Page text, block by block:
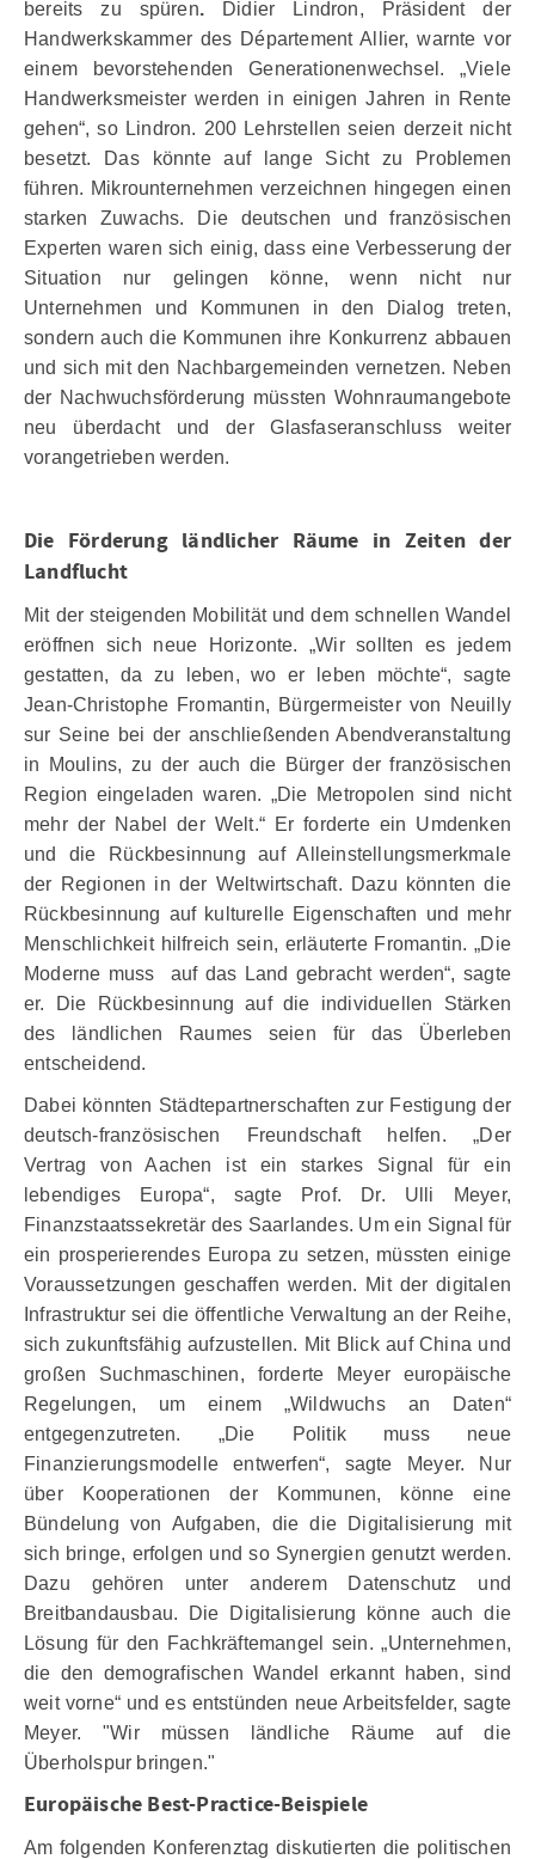
bereits zu spüren.
Didier Lindron, Präsident der
Handwerkskammer des Département Allier, warnte vor
einem bevorstehenden Generationenwechsel. „Viele
Handwerksmeister werden in einigen Jahren in Rente
gehen“, so Lindron. 200 Lehrstellen seien derzeit nicht
besetzt. Das könnte auf lange Sicht zu Problemen
führen. Mikrounternehmen verzeichnen hingegen einen
starken Zuwachs. Die deutschen und französischen
Experten waren sich einig, dass eine Verbesserung der
Situation nur gelingen könne, wenn nicht nur
Unternehmen und Kommunen in den Dialog treten,
sondern auch die Kommunen ihre Konkurrenz abbauen
und sich mit den Nachbargemeinden vernetzen. Neben
der Nachwuchsförderung müssten Wohnraumangebote
neu überdacht und der Glasfaseranschluss weiter
vorangetrieben werden.
Die Förderung ländlicher Räume in Zeiten der
Landflucht
Mit der steigenden Mobilität und dem schnellen Wandel
eröffnen sich neue Horizonte. „Wir sollten es jedem
gestatten, da zu leben, wo er leben möchte“, sagte
Jean-Christophe Fromantin, Bürgermeister von Neuilly
sur Seine bei der anschließenden Abendveranstaltung
in Moulins, zu der auch die Bürger der französischen
Region eingeladen waren. „Die Metropolen sind nicht
mehr der Nabel der Welt.“ Er forderte ein Umdenken
und die Rückbesinnung auf Alleinstellungsmerkmale
der Regionen in der Weltwirtschaft. Dazu könnten die
Rückbesinnung auf kulturelle Eigenschaften und mehr
Menschlichkeit hilfreich sein, erläuterte Fromantin. „Die
Moderne muss auf das Land gebracht werden“, sagte
er. Die Rückbesinnung auf die individuellen Stärken
des ländlichen Raumes seien für das Überleben
entscheidend.
Dabei könnten Städtepartnerschaften zur Festigung der
deutsch-französischen Freundschaft helfen. „Der
Vertrag von Aachen ist ein starkes Signal für ein
lebendiges Europa“, sagte Prof. Dr. Ulli Meyer,
Finanzstaatssekretär des Saarlandes. Um ein Signal für
ein prosperierendes Europa zu setzen, müssten einige
Voraussetzungen geschaffen werden. Mit der digitalen
Infrastruktur sei die öffentliche Verwaltung an der Reihe,
sich zukunftsfähig aufzustellen. Mit Blick auf China und
großen Suchmaschinen, forderte Meyer europäische
Regelungen, um einem „Wildwuchs an Daten“
entgegenzutreten. „Die Politik muss neue
Finanzierungsmodelle entwerfen“, sagte Meyer. Nur
über Kooperationen der Kommunen, könne eine
Bündelung von Aufgaben, die die Digitalisierung mit
sich bringe, erfolgen und so Synergien genutzt werden.
Dazu gehören unter anderem Datenschutz und
Breitbandausbau. Die Digitalisierung könne auch die
Lösung für den Fachkräftemangel sein. „Unternehmen,
die den demografischen Wandel erkannt haben, sind
weit vorne“ und es entstünden neue Arbeitsfelder, sagte
Meyer. "Wir müssen ländliche Räume auf die
Überholspur bringen."
Europäische Best-Practice-Beispiele
Am folgenden Konferenztag diskutierten die politischen